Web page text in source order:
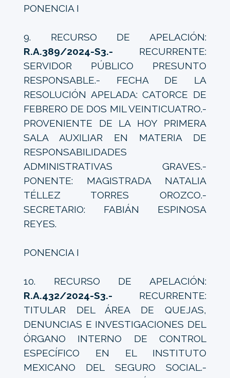
PONENCIA I
9. RECURSO DE APELACIÓN:
R.A.389/2024-S3.- RECURRENTE:
SERVIDOR PÚBLICO PRESUNTO
RESPONSABLE.- FECHA DE LA
RESOLUCIÓN APELADA: CATORCE DE
FEBRERO DE DOS MIL VEINTICUATRO.-
PROVENIENTE DE LA HOY PRIMERA
SALA AUXILIAR EN MATERIA DE
RESPONSABILIDADES
ADMINISTRATIVAS GRAVES.-
PONENTE: MAGISTRADA NATALIA
TÉLLEZ TORRES OROZCO.-
SECRETARIO: FABIÁN ESPINOSA
REYES.
PONENCIA I
10. RECURSO DE APELACIÓN:
R.A.432/2024-S3.- RECURRENTE:
TITULAR DEL ÁREA DE QUEJAS,
DENUNCIAS E INVESTIGACIONES DEL
ÓRGANO INTERNO DE CONTROL
ESPECÍFICO EN EL INSTITUTO
MEXICANO DEL SEGURO SOCIAL.-